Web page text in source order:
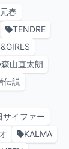
春
TENDRE
森山直太朗
伝説
サイファー
KALMA